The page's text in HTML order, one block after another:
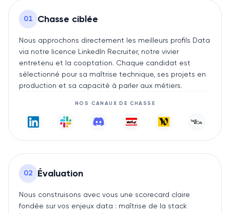
01 Chasse ciblée
Nous approchons directement les meilleurs profils Data
via notre licence LinkedIn Recruiter, notre vivier
entretenu et la cooptation. Chaque candidat est
sélectionné pour sa maîtrise technique, ses projets en
production et sa capacité à parler aux métiers.
NOS CANAUX DE CHASSE
02 Évaluation
Nous construisons avec vous une scorecard claire
fondée sur vos enjeux data : maîtrise de la stack